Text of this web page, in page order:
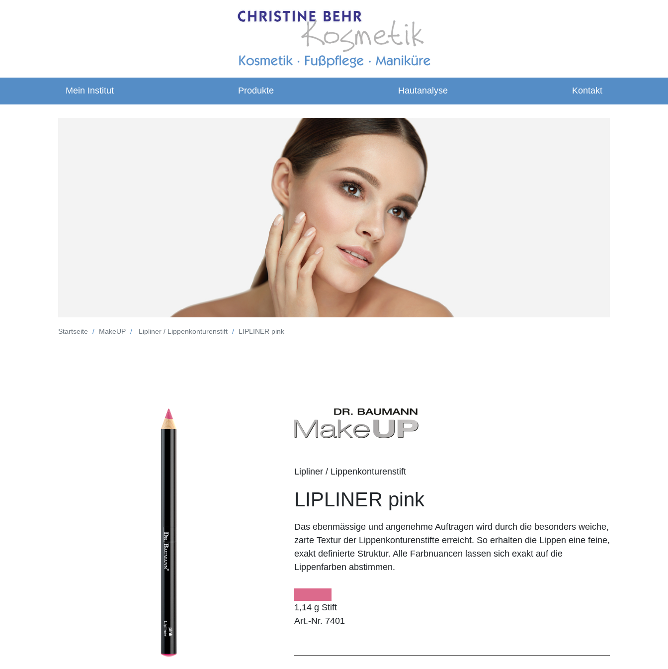
Mein Institut Produkte Hautanalyse Kontakt
Startseite MakeUP Lipliner / Lippenkonturenstift LIPLINER pink
Lipliner / Lippenkonturenstift
LIPLINER pink
Das ebenmässige und angenehme Auftragen wird durch die besonders weiche,
zarte Textur der Lippenkonturenstifte erreicht. So erhalten die Lippen eine feine,
exakt definierte Struktur. Alle Farbnuancen lassen sich exakt auf die
Lippenfarben abstimmen.
1,14 g Stift
Art.-Nr. 7401